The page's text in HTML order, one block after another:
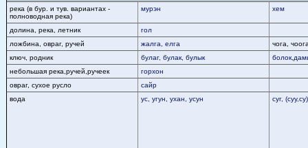
река (в бур. и тув. вариантах -
полноводная река)
мурэн хем
долина, река, летник
гол
ложбина, овраг, ручей
жалга, елга
чога,
ключ, родник
булаг, булак, булык
небольшая река,ручей,ручеек
горхон
овраг, сухое русло
сайр
вода
ус, угун, ухан, усун суг, (суу,су)